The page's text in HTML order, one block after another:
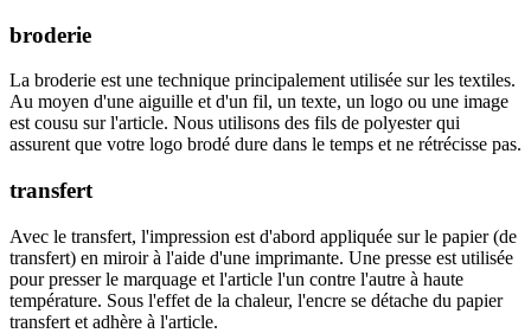
broderie
La broderie est une technique principalement utilisée sur les textiles.
Au moyen d'une aiguille et d'un fil, un texte, un logo ou une image
est cousu sur l'article. Nous utilisons des fils de polyester qui
assurent que votre logo brodé dure dans le temps et ne rétrécisse pas.
transfert
Avec le transfert, l'impression est d'abord appliquée sur le papier (de
transfert) en miroir à l'aide d'une imprimante. Une presse est utilisée
pour presser le marquage et l'article l'un contre l'autre à haute
température. Sous l'effet de la chaleur, l'encre se détache du papier
transfert et adhère à l'article.